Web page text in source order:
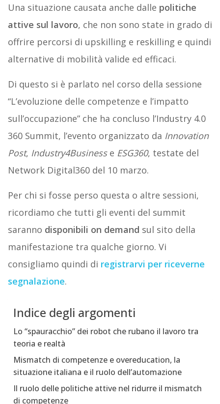
Una situazione causata anche dalle politiche
attive sul lavoro, che non sono state in grado di
offrire percorsi di upskilling e reskilling e quindi
alternative di mobilità valide ed efficaci.
Di questo si è parlato nel corso della sessione
“L’evoluzione delle competenze e l’impatto
sull’occupazione” che ha concluso l’Industry 4.0
360 Summit, l’evento organizzato da Innovation
Post, Industry4Businesse ESG360, testate del
Network Digital360 del 10 marzo.
Per chi si fosse perso questa o altre sessioni,
ricordiamo che tutti gli eventi del summit
saranno disponibili on demand sul sito della
manifestazione tra qualche giorno. Vi
consigliamo quindi di registrarvi per riceverne
segnalazione.
Indice degli argomenti
Lo “spauracchio” dei robot che rubano il lavoro tra
teoria e realtà
Mismatch di competenze e overeducation, la
situazione italiana e il ruolo dell’automazione
Il ruolo delle politiche attive nel ridurre il mismatch
di competenze